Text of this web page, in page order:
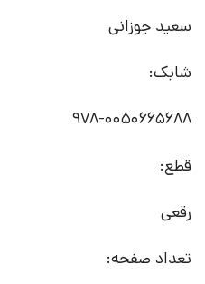
سعید جوزانی
شابک:
978-0050665688
قطع:
رقعی
تعداد صفحه: